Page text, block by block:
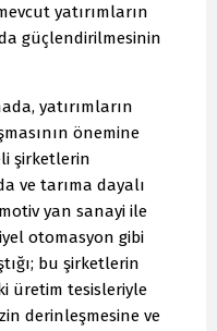
yatırımların
güçlendirilmesinin
yatırımların
önemine
şirketlerin
ve tarıma dayalı
yan sanayi ile
otomasyon gibi
bu şirketlerin
üretim tesisleriyle
derinleşmesine ve